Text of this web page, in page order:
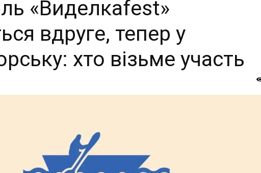
«Виделкаfest»
вдруге, тепер у
хто візьме участь